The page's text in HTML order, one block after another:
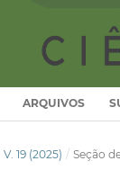
ARQUIVOS
V. 19 (2025) / Seção